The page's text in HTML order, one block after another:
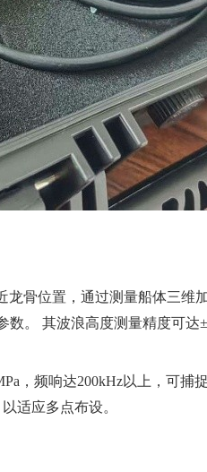
骨位置，通过测量船体三维
。 其波浪高度测量精度可达
，频响达200kHz以上，可捕
适应多点布设。